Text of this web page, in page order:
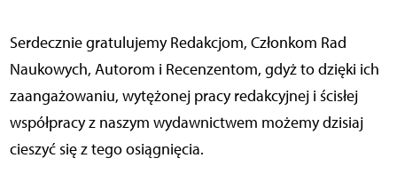
Serdecznie gratulujemy Redakcjom, Członkom Rad
Naukowych, Autorom i Recenzentom, gdyż to dzięki ich
zaangażowaniu, wytężonej pracy redakcyjnej i ścisłej
współpracy z naszym wydawnictwem możemy dzisiaj
cieszyć się z tego osiągnięcia.